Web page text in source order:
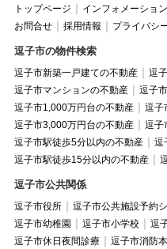
トップページ インフォメーション
お問合せ
採用情報 プライバシ
逗子市の物件検索
逗子市新築一戸建ての不動産
逗
逗子市マンションの不動産
逗子
逗子市1,000万円台の不動産
逗子
逗子市3,000万円台の不動産
逗子
逗子市駅徒歩5分以内の不動産
逗
逗子市駅徒歩15分以内の不動産
逗子市公共関係
逗子市役所 逗子市公共施設予約
逗子市幼稚園
逗子市小学校 逗
逗子市休日夜間診療
逗子市消防